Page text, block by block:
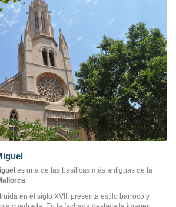
es una de las basílicas más antiguas de la
.
en el siglo XVII, presenta estilo barroco y